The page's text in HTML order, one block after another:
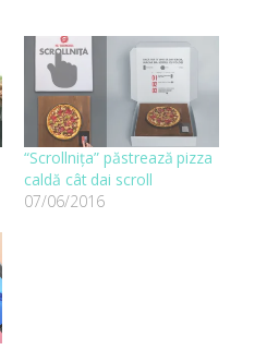
“Scrollnița” păstrează pizza
caldă cât dai scroll
07/06/2016